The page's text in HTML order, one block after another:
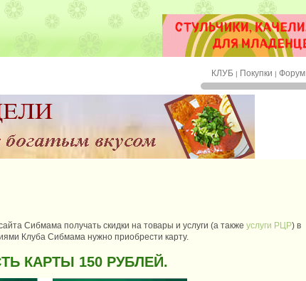
КЛУБ | Покупки | Форум
Сибмама получать скидки на товары и услуги (а также услуги РЦР) в
Клуба Сибмама нужно приобрести карту.
КАРТЫ 150 РУБЛЕЙ.